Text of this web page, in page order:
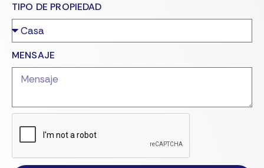
TIPO DE PROPIEDAD
MENSAJE